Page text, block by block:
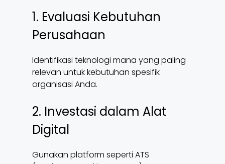
1. Evaluasi Kebutuhan
Perusahaan
Identifikasi teknologi mana yang paling
relevan untuk kebutuhan spesifik
organisasi Anda.
2. Investasi dalam Alat
Digital
Gunakan platform seperti ATS